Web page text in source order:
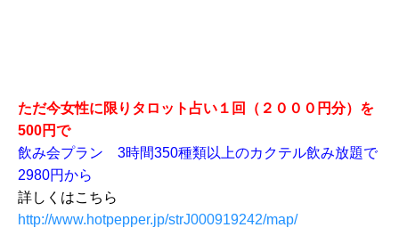
ただ今女性に限りタロット占い１回（２０００円分）を
500円で
飲み会プラン 3時間350種類以上のカクテル飲み放題で
2980円から
詳しくはこちら
http://www.hotpepper.jp/strJ000919242/map/